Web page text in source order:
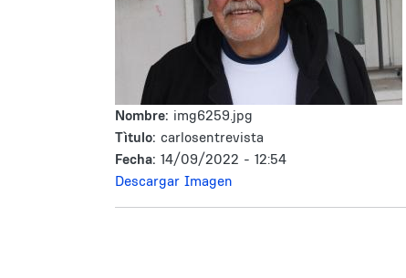
Nombre: img6259.jpg
Tìtulo: carlosentrevista
Fecha: 14/09/2022 - 12:54
Descargar Imagen